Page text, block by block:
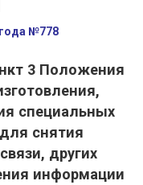
года №778
3 Положения
специальных
снятия
других
информации